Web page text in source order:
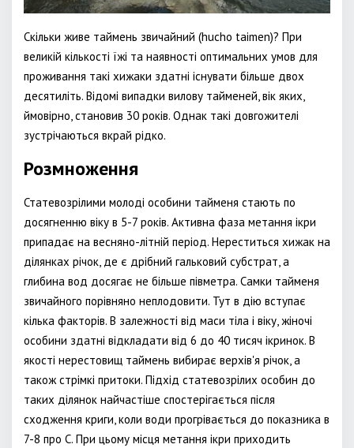
Скільки живе таймень звичайний (hucho taimen)? При
великій кількості їжі та наявності оптимальних умов для
проживання такі хижаки здатні існувати більше двох
десятиліть. Відомі випадки вилову тайменей, вік яких,
ймовірно, становив 30 років. Однак такі довгожителі
зустрічаються вкрай рідко.
Розмноження
Статевозрілими молоді особини тайменя стають по
досягненню віку в 5-7 років. Активна фаза метання ікри
припадає на весняно-літній період. Нереститься хижак на
ділянках річок, де є дрібний гальковий субстрат, а
глибина вод досягає не більше півметра. Самки тайменя
звичайного порівняно неплодовити. Тут в дію вступає
кілька факторів. В залежності від маси тіла і віку, жіночі
особини здатні відкладати від 6 до 40 тисяч ікринок. В
якості нерестовищ таймень вибирає верхів'я річок, а
також стрімкі притоки. Підхід статевозрілих особин до
таких ділянок найчастіше спостерігається після
сходження криги, коли води прогрівається до показника в
7-8 про С. При цьому місця метання ікри приходить